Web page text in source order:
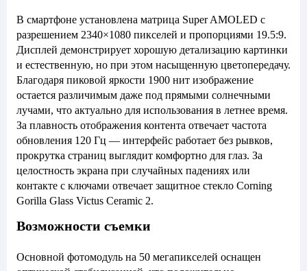
В смартфоне установлена матрица Super AMOLED с
разрешением 2340×1080 пикселей и пропорциями 19.5:9.
Дисплей демонстрирует хорошую детализацию картинки
и естественную, но при этом насыщенную цветопередачу.
Благодаря пиковой яркости 1900 нит изображение
остается различимым даже под прямыми солнечными
лучами, что актуально для использования в летнее время.
За плавность отображения контента отвечает частота
обновления 120 Гц — интерфейс работает без рывков,
прокрутка страниц выглядит комфортно для глаз. За
целостность экрана при случайных падениях или
контакте с ключами отвечает защитное стекло Corning
Gorilla Glass Victus Ceramic 2.
Возможности съемки
Основной фотомодуль на 50 мегапикселей оснащен